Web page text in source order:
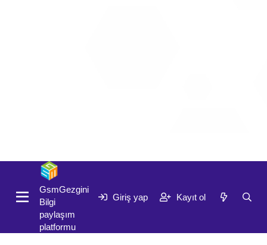
GsmGezgini
Bilgi
paylaşım
platformu
Giriş yap Kayıt ol